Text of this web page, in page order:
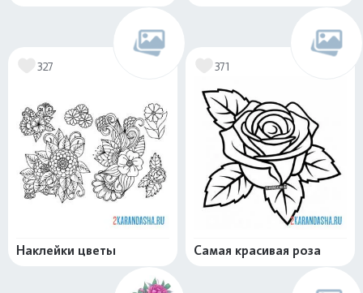
327
Наклейки цветы
371
Самая красивая роза